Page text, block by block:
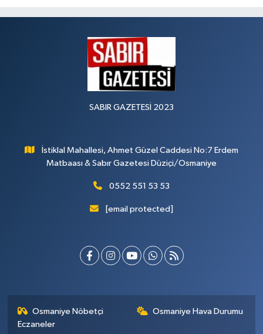
SABIR GAZETESİ 2023
İstiklal Mahallesi, Ahmet Güzel Caddesi No:7 Erdem
Matbaası & Sabır Gazetesi Düziçi/Osmaniye
0552 551 53 53
[email protected]
Osmaniye Nöbetçi
Eczaneler
Osmaniye Hava Durumu